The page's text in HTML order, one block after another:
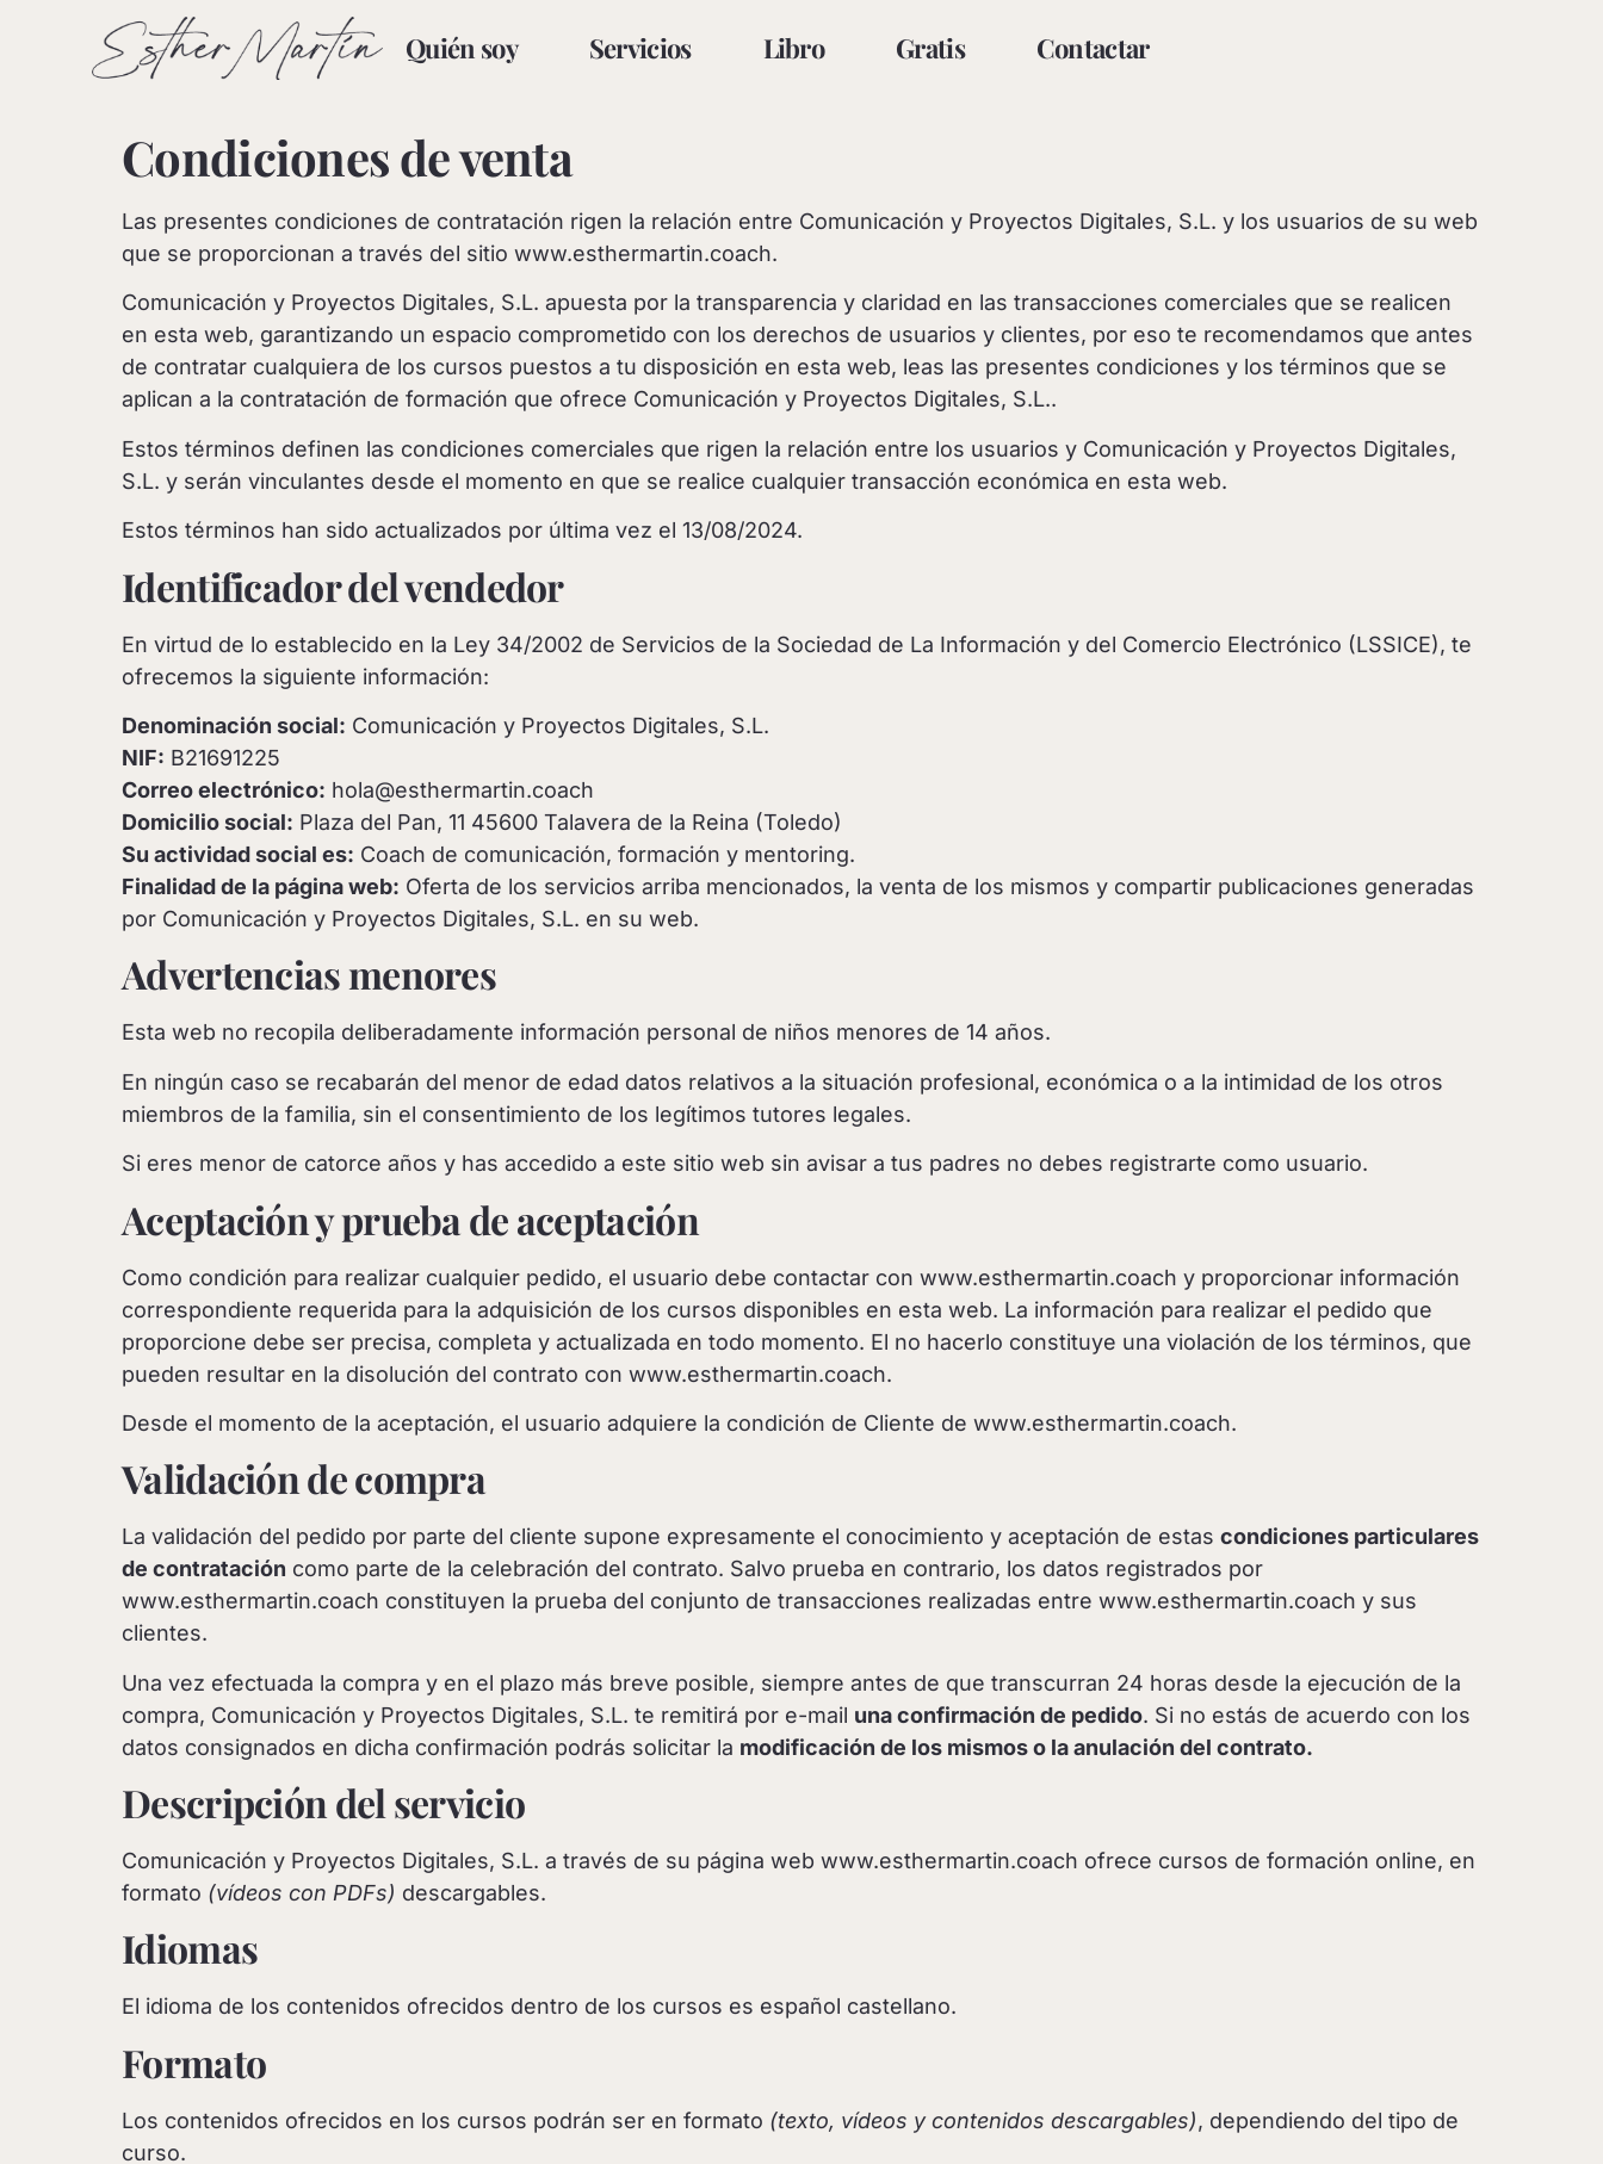
Quién soy Servicios Libro Gratis Contactar
Condiciones de venta
Las presentes condiciones de contratación rigen la relación entre Comunicación y Proyectos Digitales, S.L. y los usuarios de su web
que se proporcionan a través del sitio www.esthermartin.coach.
Comunicación y Proyectos Digitales, S.L. apuesta por la transparencia y claridad en las transacciones comerciales que se realicen
en esta web, garantizando un espacio comprometido con los derechos de usuarios y clientes, por eso te recomendamos que antes
de contratar cualquiera de los cursos puestos a tu disposición en esta web, leas las presentes condiciones y los términos que se
aplican a la contratación de formación que ofrece Comunicación y Proyectos Digitales, S.L..
Estos términos definen las condiciones comerciales que rigen la relación entre los usuarios y Comunicación y Proyectos Digitales,
S.L. y serán vinculantes desde el momento en que se realice cualquier transacción económica en esta web.
Estos términos han sido actualizados por última vez el 13/08/2024.
Identificador del vendedor
En virtud de lo establecido en la Ley 34/2002 de Servicios de la Sociedad de La Información y del Comercio Electrónico (LSSICE), te
ofrecemos la siguiente información:
Denominación social: Comunicación y Proyectos Digitales, S.L.
NIF: B21691225
Correo electrónico: hola@esthermartin.coach
Domicilio social: Plaza del Pan, 11 45600 Talavera de la Reina (Toledo)
Su actividad social es: Coach de comunicación, formación y mentoring.
Finalidad de la página web: Oferta de los servicios arriba mencionados, la venta de los mismos y compartir publicaciones generadas
por Comunicación y Proyectos Digitales, S.L. en su web.
Advertencias menores
Esta web no recopila deliberadamente información personal de niños menores de 14 años.
En ningún caso se recabarán del menor de edad datos relativos a la situación profesional, económica o a la intimidad de los otros
miembros de la familia, sin el consentimiento de los legítimos tutores legales.
Si eres menor de catorce años y has accedido a este sitio web sin avisar a tus padres no debes registrarte como usuario.
Aceptación y prueba de aceptación
Como condición para realizar cualquier pedido, el usuario debe contactar con www.esthermartin.coach y proporcionar información
correspondiente requerida para la adquisición de los cursos disponibles en esta web. La información para realizar el pedido que
proporcione debe ser precisa, completa y actualizada en todo momento. El no hacerlo constituye una violación de los términos, que
pueden resultar en la disolución del contrato con www.esthermartin.coach.
Desde el momento de la aceptación, el usuario adquiere la condición de Cliente de www.esthermartin.coach.
Validación de compra
La validación del pedido por parte del cliente supone expresamente el conocimiento y aceptación de estas condiciones particulares
de contratación como parte de la celebración del contrato. Salvo prueba en contrario, los datos registrados por
www.esthermartin.coach constituyen la prueba del conjunto de transacciones realizadas entre www.esthermartin.coach y sus
clientes.
Una vez efectuada la compra y en el plazo más breve posible, siempre antes de que transcurran 24 horas desde la ejecución de la
compra, Comunicación y Proyectos Digitales, S.L. te remitirá por e-mail una confirmación de pedido. Si no estás de acuerdo con los
datos consignados en dicha confirmación podrás solicitar la modificación de los mismos o la anulación del contrato.
Descripción del servicio
Comunicación y Proyectos Digitales, S.L. a través de su página web www.esthermartin.coach ofrece cursos de formación online, en
formato (vídeos con PDFs) descargables.
Idiomas
El idioma de los contenidos ofrecidos dentro de los cursos es español castellano.
Formato
Los contenidos ofrecidos en los cursos podrán ser en formato (texto, vídeos y contenidos descargables), dependiendo del tipo de
curso.